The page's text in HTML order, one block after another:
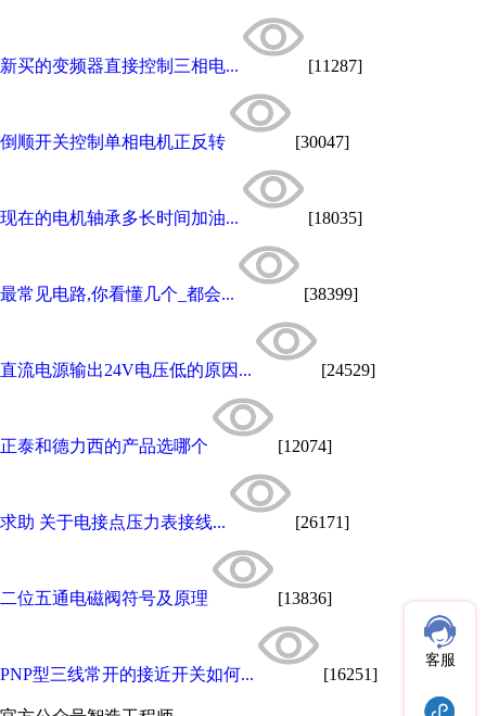
新买的变频器直接控制三相电... [11287]
倒顺开关控制单相电机正反转 [30047]
现在的电机轴承多长时间加油... [18035]
最常见电路,你看懂几个_都会... [38399]
直流电源输出24V电压低的原因... [24529]
正泰和德力西的产品选哪个 [12074]
求助 关于电接点压力表接线... [26171]
二位五通电磁阀符号及原理 [13836]
PNP型三线常开的接近开关如何... [16251]
客服